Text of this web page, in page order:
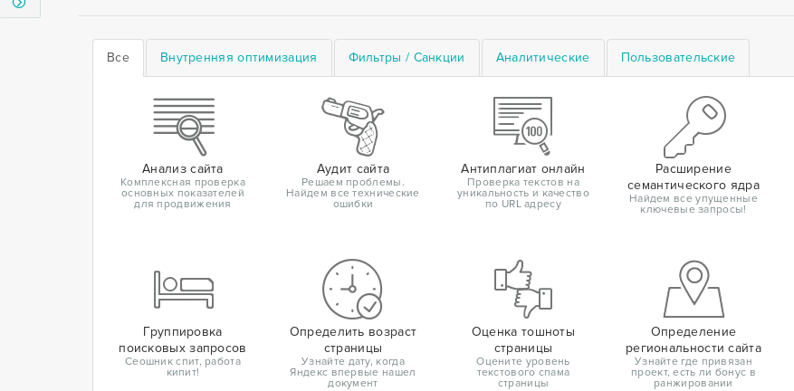
Все Внутренняя оптимизация Фильтры / Санкции Аналитические Пользовательские
Анализ сайта
Комплексная проверка
основных показателей
для продвижения
Аудит сайта
Решаем проблемы.
Найдем все технические
ошибки
Антиплагиат онлайн
Проверка текстов на
уникальность и качество
по URL адресу
Расширение
семантического ядра
Найдем все упущенные
ключевые запросы!
Группировка
поисковых запросов
Сеошник спит, работа
кипит!
Определить возраст
страницы
Узнайте дату, когда
Яндекс впервые нашел
документ
Оценка тошноты
страницы
Оцените уровень
текстового спама
страницы
Определение
региональности сайта
Узнайте где привязан
проект, есть ли бонус в
ранжировании